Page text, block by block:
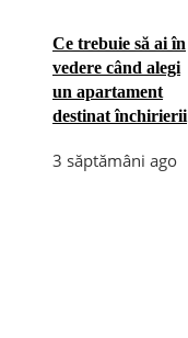
Ce trebuie să ai în
vedere când alegi
un apartament
destinat închirierii
3 săptămâni ago